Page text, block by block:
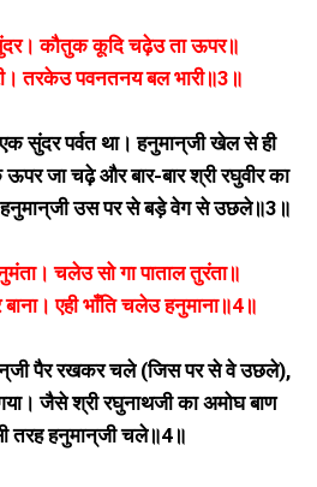
कौतुक कूदि चढ़ेउ ता ऊपर॥
तरकेउ पवनतनय बल भारी॥3॥
सुंदर पर्वत था। हनुमान्‌जी खेल से ही
जा चढ़े और बार-बार श्री रघुवीर का
उस पर से बड़े वेग से उछले॥3॥
चलेउ सो गा पाताल तुरंता॥
एही भाँति चलेउ हनुमाना॥4॥
पैर रखकर चले (जिस पर से वे उछले),
जैसे श्री रघुनाथजी का अमोघ बाण
तरह हनुमान्‌जी चले॥4॥